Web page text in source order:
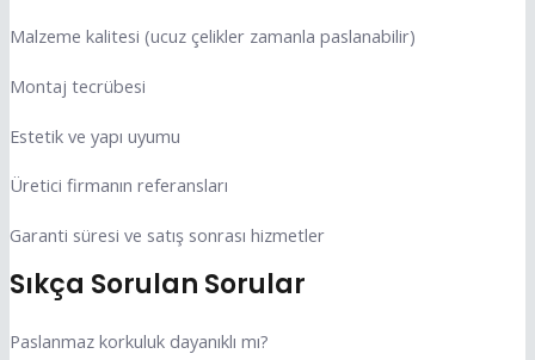
Malzeme kalitesi (ucuz çelikler zamanla paslanabilir)
Montaj tecrübesi
Estetik ve yapı uyumu
Üretici firmanın referansları
Garanti süresi ve satış sonrası hizmetler
Sıkça Sorulan Sorular
Paslanmaz korkuluk dayanıklı mı?